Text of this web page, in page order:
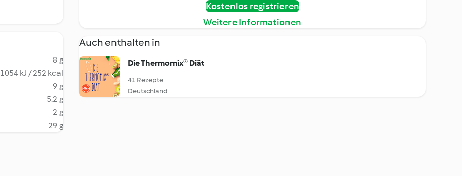
8 g
1054 kJ / 252 kcal
9 g
5.2 g
2 g
29 g
Kostenlos registrieren
Weitere Informationen
Auch enthalten in
Die Thermomix® Diät
41 Rezepte
Deutschland